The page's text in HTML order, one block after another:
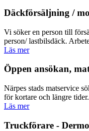
Däckförsäljning /
Vi söker en person till
person/ lastbilsdäck.
Läs mer
Öppen ansökan,
Närpes stads matservice
för kortare och längre
Läs mer
Truckförare -